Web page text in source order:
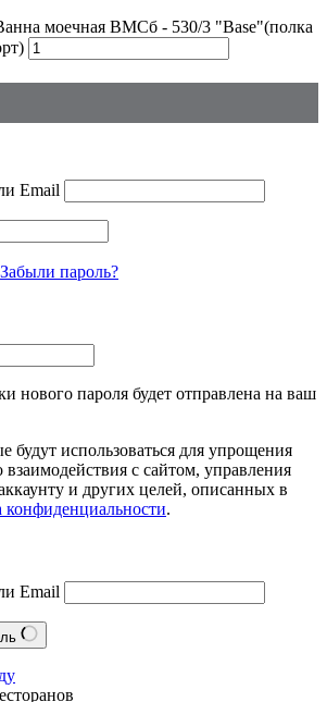
моечная ВМСб - 530/3 "Base"(полка
Email
Забыли пароль?
нового пароля будет отправлена на ваш
использоваться для упрощения
с сайтом, управления
и других целей, описанных в
конфиденциальности.
Email